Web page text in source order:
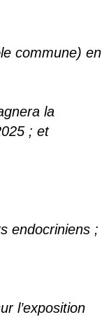
commune) en
la
; et
endocriniens ;
l’exposition